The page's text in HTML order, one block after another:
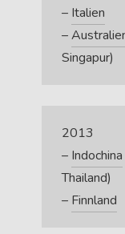
– Italien
–
Singapur)
2013
– Indochina
Thailand)
– Finnland